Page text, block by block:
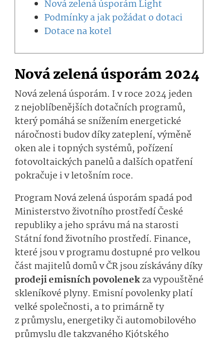
Nová zelená úsporám Light
Podmínky a jak požádat o dotaci
Dotace na kotel
Nová zelená úsporám 2024
Nová zelená úsporám. I v roce 2024 jeden
z nejoblíbenějších dotačních programů,
který pomáhá se snížením energetické
náročnosti budov díky zateplení, výměně
oken ale i topných systémů, pořízení
fotovoltaických panelů a dalších opatření
pokračuje i v letošním roce.
Program Nová zelená úsporám spadá pod
Ministerstvo životního prostředí České
republiky a jeho správu má na starosti
Státní fond životního prostředí. Finance,
které jsou v programu dostupné pro velkou
část majitelů domů v ČR jsou získávány díky
prodeji emisních povolenekza vypouštěné
skleníkové plyny. Emisní povolenky platí
velké společnosti, a to primárně ty
z průmyslu, energetiky či automobilového
průmyslu dle takzvaného Kjótského